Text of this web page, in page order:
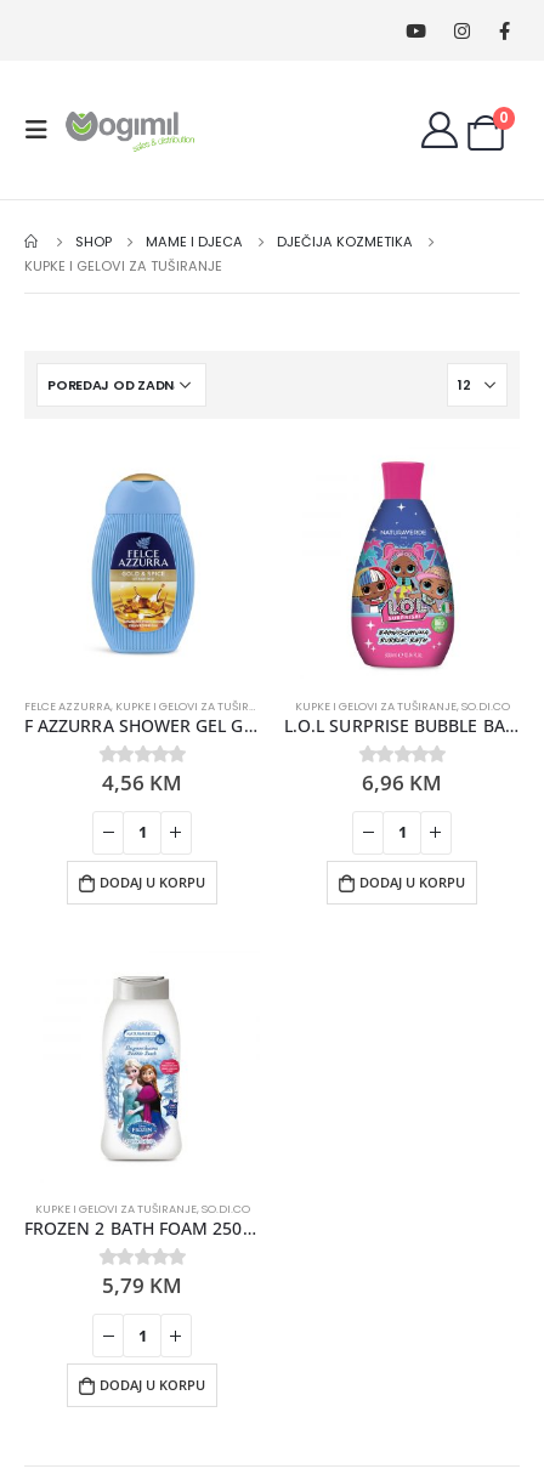
0
SHOP MAME I DJECA
DJEČIJA KOZMETIKA
KUPKE I GELOVI ZA TUŠIRANJE
FELCE AZZURRA, KUPKE I GELOVI ZA TUŠIRANJE
F AZZURRA SHOWER GEL GOLD & SPICE 250ML
0out of 5
4,56 KM
DODAJ U KORPU
KUPKE I GELOVI ZA TUŠIRANJE,SO.DI.CO
L.O.L SURPRISE BUBBLE BATH 300ML
0out of 5
6,96 KM
DODAJ U KORPU
KUPKE I GELOVI ZA TUŠIRANJE,SO.DI.CO
FROZEN 2 BATH FOAM 250ML SO.DI.CO NOVO
0out of 5
5,79 KM
DODAJ U KORPU